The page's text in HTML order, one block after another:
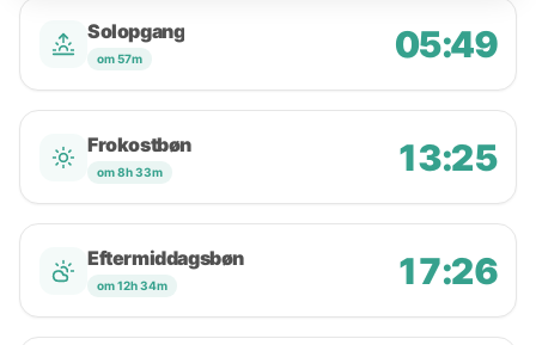
Solopgang
om 57m 05:49
Frokostbøn
om 8h 33m 13:25
Eftermiddagsbøn
om 12h 34m 17:26